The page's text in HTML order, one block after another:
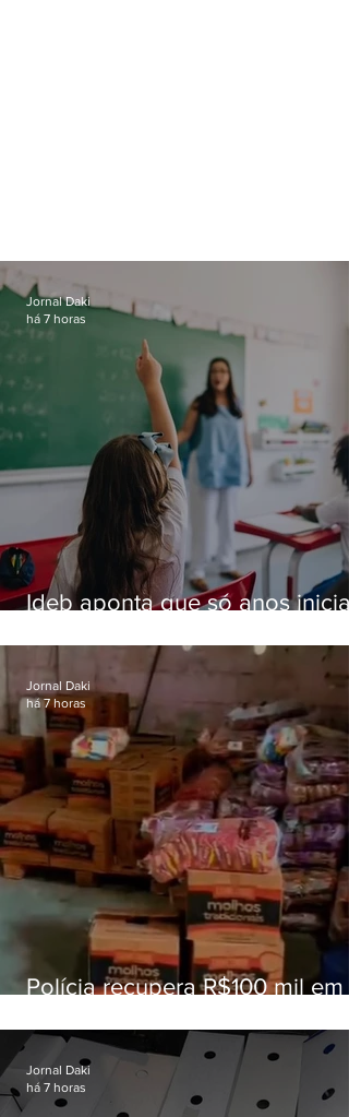
Ideb aponta que só anos
educação
Jornal Daki
há 7 horas
Polícia recupera R$100 mil em
Fluminense
Jornal Daki
há 7 horas
Jornal Daki
há 7 horas